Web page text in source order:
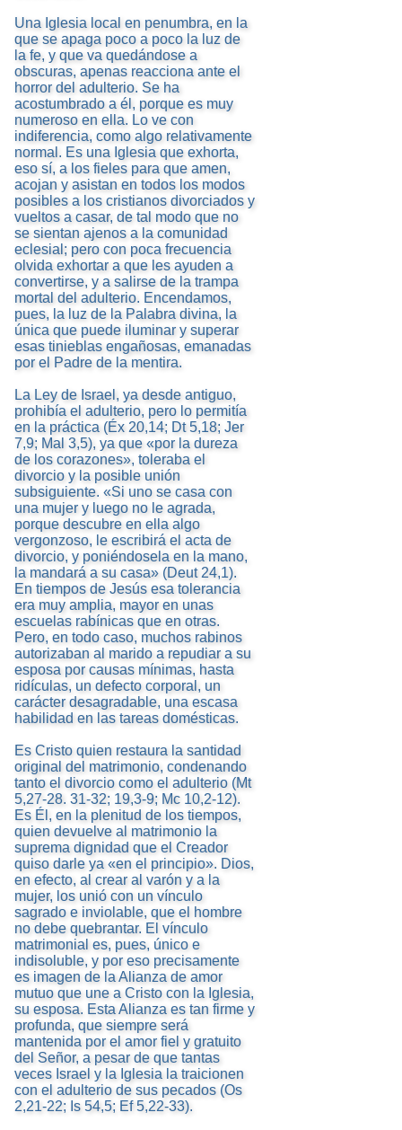
Una Iglesia local en penumbra, en la
que se apaga poco a poco la luz de
la fe, y que va quedándose a
obscuras, apenas reacciona ante el
horror del adulterio. Se ha
acostumbrado a él, porque es muy
numeroso en ella. Lo ve con
indiferencia, como algo relativamente
normal. Es una Iglesia que exhorta,
eso sí, a los fieles para que amen,
acojan y asistan en todos los modos
posibles a los cristianos divorciados y
vueltos a casar, de tal modo que no
se sientan ajenos a la comunidad
eclesial; pero con poca frecuencia
olvida exhortar a que les ayuden a
convertirse, y a salirse de la trampa
mortal del adulterio. Encendamos,
pues, la luz de la Palabra divina, la
única que puede iluminar y superar
esas tinieblas engañosas, emanadas
por el Padre de la mentira.
La Ley de Israel, ya desde antiguo,
prohibía el adulterio, pero lo permitía
en la práctica (Éx 20,14; Dt 5,18; Jer
7,9; Mal 3,5), ya que «por la dureza
de los corazones», toleraba el
divorcio y la posible unión
subsiguiente. «Si uno se casa con
una mujer y luego no le agrada,
porque descubre en ella algo
vergonzoso, le escribirá el acta de
divorcio, y poniéndosela en la mano,
la mandará a su casa» (Deut 24,1).
En tiempos de Jesús esa tolerancia
era muy amplia, mayor en unas
escuelas rabínicas que en otras.
Pero, en todo caso, muchos rabinos
autorizaban al marido a repudiar a su
esposa por causas mínimas, hasta
ridículas, un defecto corporal, un
carácter desagradable, una escasa
habilidad en las tareas domésticas.
Es Cristo quien restaura la santidad
original del matrimonio, condenando
tanto el divorcio como el adulterio (Mt
5,27-28. 31-32; 19,3-9; Mc 10,2-12).
Es Él, en la plenitud de los tiempos,
quien devuelve al matrimonio la
suprema dignidad que el Creador
quiso darle ya «en el principio». Dios,
en efecto, al crear al varón y a la
mujer, los unió con un vínculo
sagrado e inviolable, que el hombre
no debe quebrantar. El vínculo
matrimonial es, pues, único e
indisoluble, y por eso precisamente
es imagen de la Alianza de amor
mutuo que une a Cristo con la Iglesia,
su esposa. Esta Alianza es tan firme y
profunda, que siempre será
mantenida por el amor fiel y gratuito
del Señor, a pesar de que tantas
veces Israel y la Iglesia la traicionen
con el adulterio de sus pecados (Os
2,21-22; Is 54,5; Ef 5,22-33).